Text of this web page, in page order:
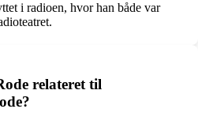
i radioen, hvor han både var
relateret til